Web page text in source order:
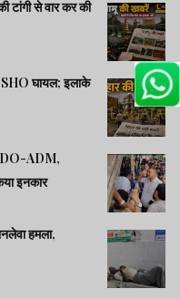
से वार कर की
घायल; इलाके
ADM,
इनकार
हमला,